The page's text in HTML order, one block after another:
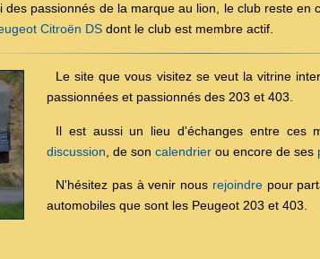
des passionnés de la marque au lion, le club reste
Citroën DS dont le club est membre actif.
Le site que vous visitez se veut la vitrine
passionnées et passionnés des 203 et 403.
Il est aussi un lieu d'échanges entre ces
discussion , de son calendrier ou encore de ses
N'hésitez pas à venir nous rejoindrepour
automobiles que sont les Peugeot 203 et 403.